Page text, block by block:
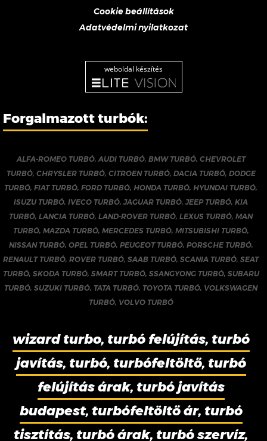
Cookie beállítások
Adatvédelmi nyilatkozat
weboldal készítés
Forgalmazott turbók:
ALFA-ROMEO TURBÓ,AUDI TURBÓ, BMW TURBÓ, CHEVROLET
TURBÓ, CHRYSLER TURBÓ, CITROEN TURBÓ, DACIA TURBÓ, DODGE
TURBÓ,FIAT TURBÓ,FORD TURBÓ, HONDA TURBÓ, HYUNDAI TURBÓ,
ISUZU TURBÓ,IVECO TURBÓ,JAGUAR TURBÓ,JEEP TURBÓ,KIA
TURBÓ,LANCIA TURBÓ,LAND-ROVER TURBÓ,LEXUS TURBÓ,MAN
TURBÓ, MAZDA TURBÓ, MERCEDES TURBÓ, MITSUBISHI TURBÓ,
NISSAN TURBÓ, OPEL TURBÓ, PEUGEOT TURBÓ, PORSCHE TURBÓ,
RENAULT TURBÓ,ROVER TURBÓ,SAAB TURBÓ,SCANIA TURBÓ,SEAT
TURBÓ, SKODA TURBÓ, SMART TURBÓ, SSANGYONG TURBÓ, SUBARU
TURBÓ,SUZUKI TURBÓ, TATA TURBÓ, TOYOTA TURBÓ, VOLKSWAGEN
TURBÓ, VOLVO TURBÓ
wizard turbo, turbó felújítás, turbó
javítás, turbó, turbófeltöltő, turbó
felújítás árak, turbó javítás
budapest, turbófeltöltő ár, turbó
tisztítás, turbó árak, turbó szervíz,